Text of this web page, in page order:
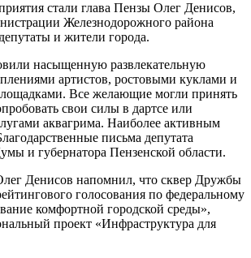
стали глава Пензы Олег Денисов,
Железнодорожного района
и жители города.
насыщенную развлекательную
артистов, ростовыми куклами и
Все желающие могли принять
свои силы в дартсе или
аквагрима. Наиболее активным
письма депутата
и губернатора Пензенской области.
Денисов напомнил, что сквер Дружбы
голосования по федеральному
комфортной городской среды»,
проект «Инфраструктура для